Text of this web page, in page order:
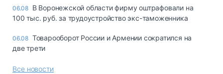
06.08 В Воронежской области фирму оштрафовали на
100 тыс. руб. за трудоустройство экс-таможенника
06.08 Товарооборот России и Армении сократился на
две трети
Все новости